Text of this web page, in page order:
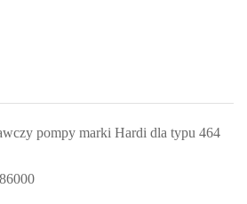
pompy marki Hardi dla typu 464